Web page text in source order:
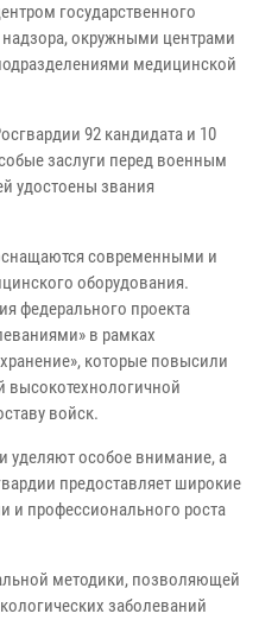
государственного
окружными центрами
медицинской
92 кандидата и 10
заслуги перед военным
удостоены звания
современными и
оборудования.
федерального проекта
в рамках
которые повысили
высокотехнологичной
войск.
уделяют особое внимание, а
предоставляет широкие
и профессионального роста
методики, позволяющей
заболеваний